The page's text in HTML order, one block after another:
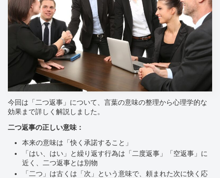
今回は「二つ返事」について、言葉の意味の整理から心理学的な
効果まで詳しく解説しました。
二つ返事の正しい意味：
本来の意味は「快く承諾すること」
「はい、はい」と繰り返す行為は「二度返事」「空返事」に
近く、二つ返事とは別物
「二つ」は古くは「次」という意味で、頼まれた次に快く応